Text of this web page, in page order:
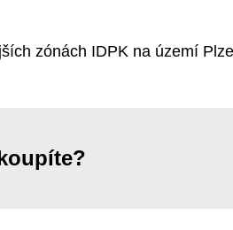
zónách IDPK na území